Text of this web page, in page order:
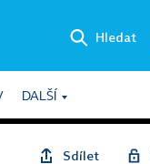
Hledat
DALŠÍ
Sdílet